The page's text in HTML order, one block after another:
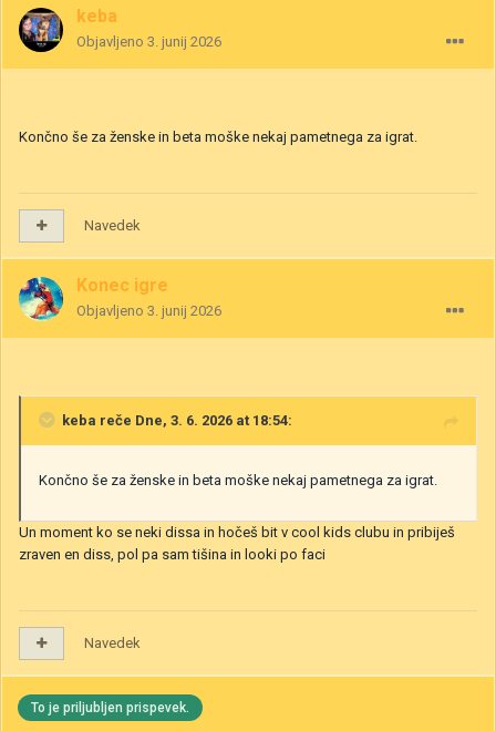
keba
Objavljeno 3. junij 2026
Končno še za ženske in beta moške nekaj pametnega za igrat.
Navedek
Konec igre
Objavljeno 3. junij 2026
keba reče Dne, 3. 6. 2026 at 18:54:
Končno še za ženske in beta moške nekaj pametnega za igrat.
Un moment ko se neki dissa in hočeš bit v cool kids clubu in pribiješ
zraven en diss, pol pa sam tišina in looki po faci
Navedek
To je priljubljen prispevek.